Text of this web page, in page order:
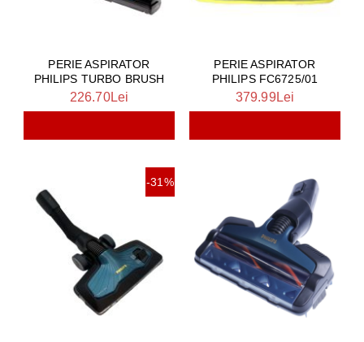
PERIE ASPIRATOR
PHILIPS TURBO BRUSH
226.70Lei
PERIE ASPIRATOR
PHILIPS FC6725/01
379.99Lei
-31%